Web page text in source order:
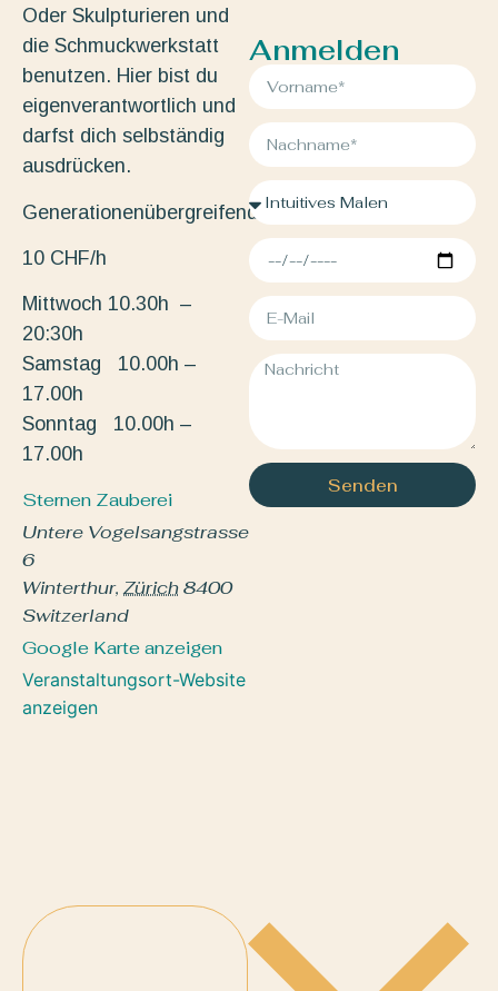
Oder Skulpturieren und
die Schmuckwerkstatt
benutzen. Hier bist du
eigenverantwortlich und
darfst dich selbständig
ausdrücken.
Generationenübergreifend.
10 CHF/h
Mittwoch 10.30h –
20:30h
Samstag 10.00h –
17.00h
Sonntag 10.00h –
17.00h
Sternen Zauberei
Untere Vogelsangstrasse
6
Winterthur, Zürich8400
Switzerland
Google Karte anzeigen
Veranstaltungsort-Website
anzeigen
Anmelden
Senden